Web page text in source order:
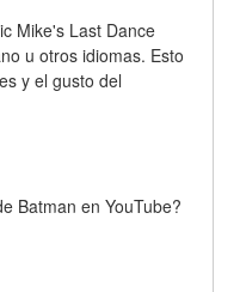
Mike's Last Dance
u otros idiomas. Esto
y el gusto del
Batman en YouTube?